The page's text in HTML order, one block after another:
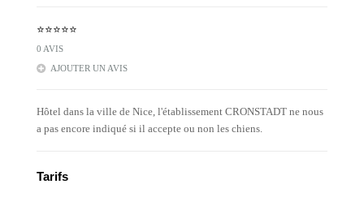
⭐⭐⭐⭐⭐
0 AVIS
AJOUTER UN AVIS
Hôtel dans la ville de Nice, l'établissement CRONSTADT ne nous
a pas encore indiqué si il accepte ou non les chiens.
Tarifs